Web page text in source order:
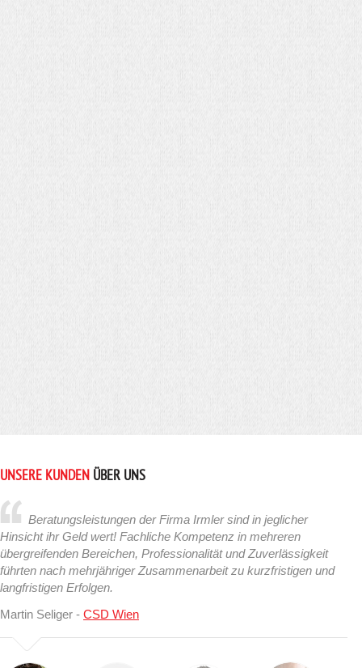
UNSERE KUNDEN ÜBER UNS
Beratungsleistungen der Firma Irmler sind in jeglicher
Hinsicht ihr Geld wert! Fachliche Kompetenz in mehreren
übergreifenden Bereichen, Professionalität und Zuverlässigkeit
führten nach mehrjähriger Zusammenarbeit zu kurzfristigen und
langfristigen Erfolgen.
Martin Seliger - CSD Wien